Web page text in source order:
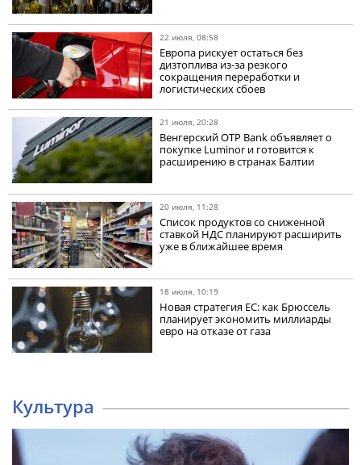
22 июля, 08:58
Европа рискует остаться без
дизтоплива из-за резкого
сокращения переработки и
логистических сбоев
21 июля, 20:28
Венгерский OTP Bank объявляет о
покупке Luminor и готовится к
расширению в странах Балтии
20 июля, 11:28
Список продуктов со сниженной
ставкой НДС планируют расширить
уже в ближайшее время
18 июля, 10:19
Новая стратегия ЕС: как Брюссель
планирует экономить миллиарды
евро на отказе от газа
Культура